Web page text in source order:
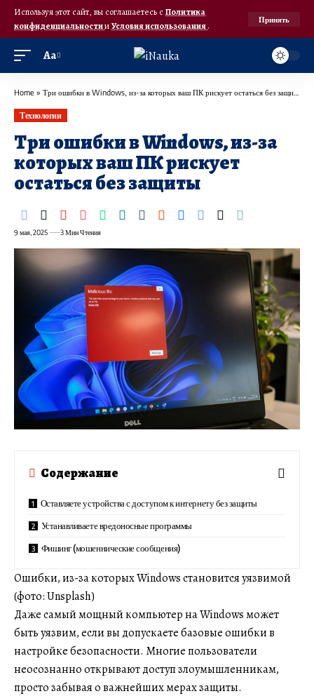
Используя этот сайт, вы соглашаетесь с Политика
конфиденциальностииУсловия использования.
Принять
Аа
Home » Три ошибки в Windows, из-за которых ваш ПК рискует остаться без защиты
Технологии
Три ошибки в Windows, из-за
которых ваш ПК рискует
остаться без защиты
9 мая, 2025 3 Мин Чтения
Содержание
Оставляете устройства с доступом к интернету без защиты
Устанавливаете вредоносные программы
Фишинг (мошеннические сообщения)
Ошибки, из-за которых Windows становится уязвимой
(фото: Unsplash)
Даже самый мощный компьютер на Windows может
быть уязвим, если вы допускаете базовые ошибки в
настройке безопасности. Многие пользователи
неосознанно открывают доступ злоумышленникам,
просто забывая о важнейших мерах защиты.